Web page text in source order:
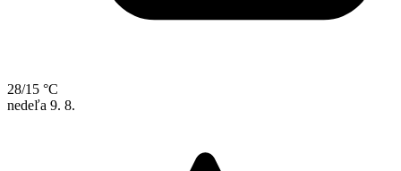
28/15 °C
nedeľa 9. 8.